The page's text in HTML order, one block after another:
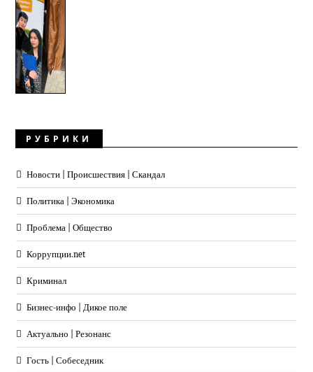
РУБРИКИ
Новости | Происшествия | Скандал
Политика | Экономика
Проблема | Общество
Коррупции.net
Криминал
Бизнес-инфо | Дикое поле
Актуально | Резонанс
Гость | Собеседник